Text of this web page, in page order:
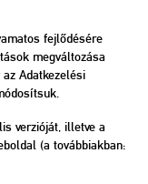
fejlődésére
megváltozása
Adatkezelési
verzióját, illetve a
(a továbbiakban: